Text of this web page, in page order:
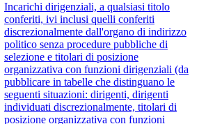
Incarichi dirigenziali, a qualsiasi titolo
conferiti, ivi inclusi quelli conferiti
discrezionalmente dall'organo di indirizzo
politico senza procedure pubbliche di
selezione e titolari di posizione
organizzativa con funzioni dirigenziali (da
pubblicare in tabelle che distinguano le
seguenti situazioni: dirigenti, dirigenti
individuati discrezionalmente, titolari di
posizione organizzativa con funzioni